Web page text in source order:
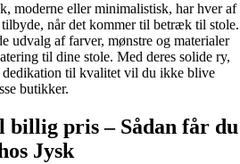
moderne eller minimalistisk, har hver af
når det kommer til betræk til stole.
udvalg af farver, mønstre og materialer
til dine stole. Med deres solide ry,
dedikation til kvalitet vil du ikke blive
butikker.
pris – Sådan får du
Jysk